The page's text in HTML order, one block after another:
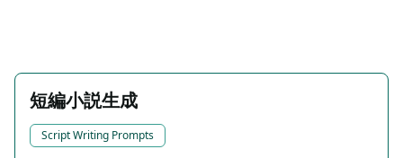
短編小説生成
Script Writing Prompts